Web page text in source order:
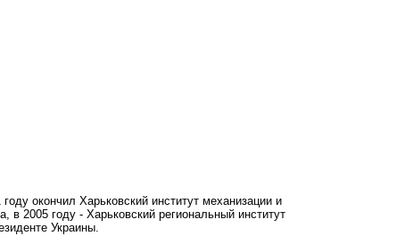
окончил Харьковский институт механизации и
в 2005 году - Харьковский региональный институт
Украины.